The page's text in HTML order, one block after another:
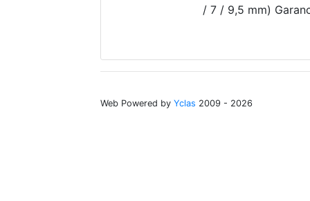
/ 7 / 9,5 mm)
Web Powered by Yclas 2009 - 2026